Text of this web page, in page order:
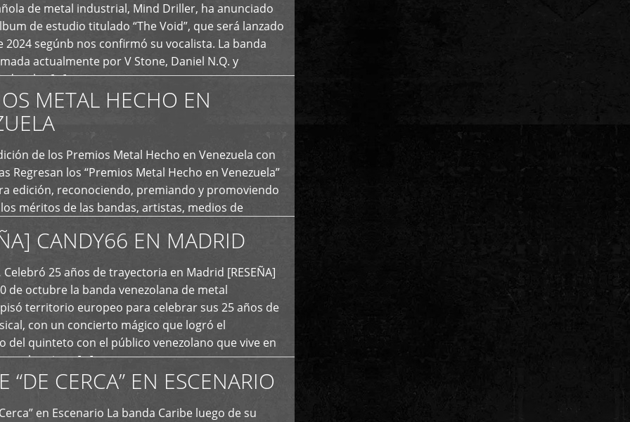
de metal industrial, Mind Driller, ha anunciado
de estudio titulado “The Void”, que será lanzado
2024 segúnb nos confirmó su vocalista. La banda
actualmente por V Stone, Daniel N.Q. y
a las […]
METAL HECHO EN
de los Premios Metal Hecho en Venezuela con
Regresan los “Premios Metal Hecho en Venezuela”
edición, reconociendo, premiando y promoviendo
méritos de las bandas, artistas, medios de
tendencias del metal y […]
CANDY66 EN MADRID
Celebró 25 años de trayectoria en Madrid [RESEÑA]
de octubre la banda venezolana de metal
territorio europeo para celebrar sus 25 años de
con un concierto mágico que logró el
del quinteto con el público venezolano que vive en
que los sigue […]
“DE CERCA” EN ESCENARIO
en Escenario La banda Caribe luego de su